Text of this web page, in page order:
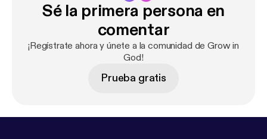
Sé la primera persona en
comentar
¡Regístrate ahora y únete a la comunidad de Grow in
God!
Prueba gratis